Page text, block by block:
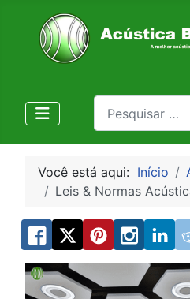
Pesquisa
Você está aqui: Início
Leis & Normas